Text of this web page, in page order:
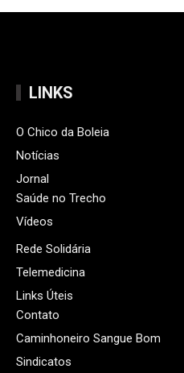
LINKS
O Chico da Boleia
Notícias
Jornal
Saúde no Trecho
Vídeos
Rede Solidária
Telemedicina
Links Úteis
Contato
Caminhoneiro Sangue Bom
Sindicatos